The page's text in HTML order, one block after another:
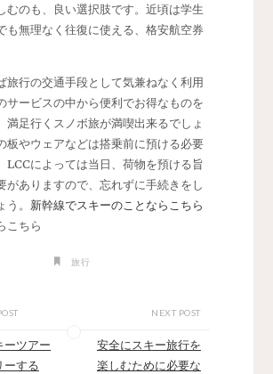
むのも、良い選択肢です。近頃は学生
も無理なく往復に使える、格安航空券
旅行の交通手段として気兼ねなく利用
サービスの中から便利でお得なものを
満足行くスノボ旅が満喫出来るでしょ
板やウェアなどは搭乗前に預ける必要
LCCによっては当日、荷物を預ける旨
がありますので、忘れずに手続きをし
。 新幹線でスキーのことならこちら
こちら
旅行
ーツアー
ーする
NEXT POST
安全にスキー旅行を
楽しむために必要な